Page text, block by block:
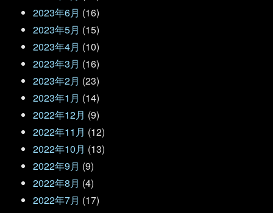
2023年6月 (16)
2023年5月 (15)
2023年4月 (10)
2023年3月 (16)
2023年2月 (23)
2023年1月 (14)
2022年12月 (9)
2022年11月 (12)
2022年10月 (13)
2022年9月 (9)
2022年8月 (4)
2022年7月 (17)